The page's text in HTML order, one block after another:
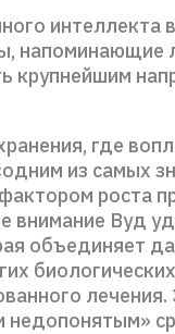
интеллекта
напоминающие
крупнейшим
где
из самых
роста
внимание Вуд
объединяет